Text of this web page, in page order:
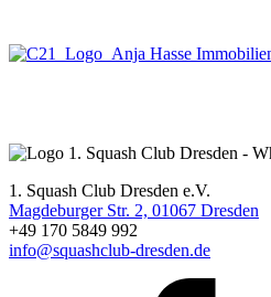
1. Squash Club Dresden e.V.
Magdeburger Str. 2, 01067 Dresden
+49 170 5849 992
info@squashclub-dresden.de